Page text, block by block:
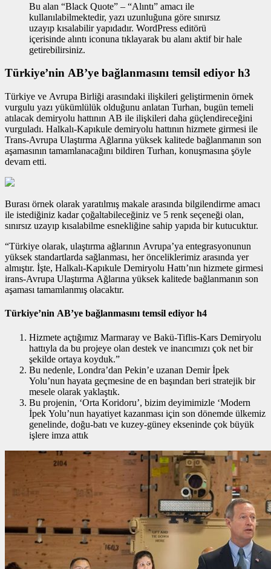
Bu alan “Black Quote” – “Alıntı” amacı ile
kullanılabilmektedir, yazı uzunluğuna göre sınırsız
uzayıp kısalabilir yapıdadır. WordPress editörü
içerisinde alıntı iconuna tıklayarak bu alanı aktif bir hale
getirebilirsiniz.
Türkiye’nin AB’ye bağlanmasını temsil ediyor h3
Türkiye ve Avrupa Birliği arasındaki ilişkileri geliştirmenin örnek
vurgulu yazı yükümlülük olduğunu anlatan Turhan, bugün temeli
atılacak demiryolu hattının AB ile ilişkileri daha güçlendireceğini
vurguladı. Halkalı-Kapıkule demiryolu hattının hizmete girmesi ile
Trans-Avrupa Ulaştırma Ağlarına yüksek kalitede bağlanmanın son
aşamasının tamamlanacağını bildiren Turhan, konuşmasına şöyle
devam etti.
Burası örnek olarak yaratılmış makale arasında bilgilendirme amacı
ile istediğiniz kadar çoğaltabileceğiniz ve 5 renk seçeneği olan,
sınırsız uzayıp kısalabilme esnekliğine sahip yapıda bir kutucuktur.
“Türkiye olarak, ulaştırma ağlarının Avrupa’ya entegrasyonunun
yüksek standartlarda sağlanması, her önceliklerimiz arasında yer
almıştır. İşte, Halkalı-Kapıkule Demiryolu Hattı’nın hizmete girmesi
irans-Avrupa Ulaştırma Ağlarına yüksek kalitede bağlanmanın son
aşaması tamamlanmış olacaktır.
Türkiye’nin AB’ye bağlanmasını temsil ediyor h4
Hizmete açtığımız Marmaray ve Bakü-Tiflis-Kars Demiryolu
hattıyla da bu projeye olan destek ve inancımızı çok net bir
şekilde ortaya koyduk.”
Bu nedenle, Londra’dan Pekin’e uzanan Demir İpek
Yolu’nun hayata geçmesine de en başından beri stratejik bir
mesele olarak yaklaştık.
Bu projenin, ‘Orta Koridoru’, bizim deyimimizle ‘Modern
İpek Yolu’nun hayatiyet kazanması için son dönemde ülkemiz
genelinde, doğu-batı ve kuzey-güney ekseninde çok büyük
işlere imza attık